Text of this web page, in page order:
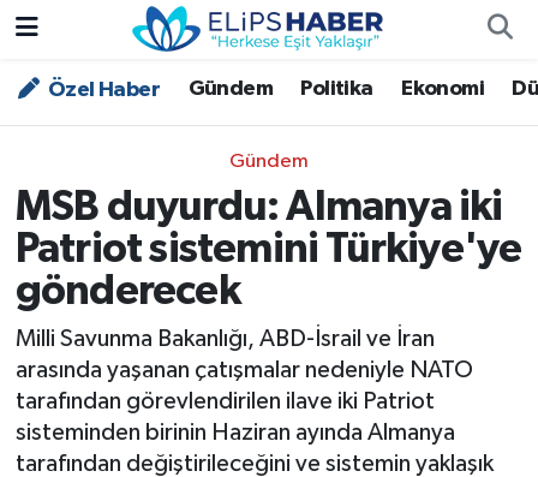
Özel Haber Gündem Politika Ekonomi
Gündem
MSB duyurdu: Almanya iki
Patriot sistemini Türkiye'ye
gönderecek
Milli Savunma Bakanlığı, ABD-İsrail ve İran
arasında yaşanan çatışmalar nedeniyle NATO
tarafından görevlendirilen ilave iki Patriot
sisteminden birinin Haziran ayında Almanya
tarafından değiştirileceğini ve sistemin yaklaşık
Özel Haber
Asayiş
Bilim - Teknoloji
Çevre - İklim
Dünya
Kültür - Sanat
Nöbetçi Eczaneler
Trafik Durumu
Süper Lig Puan Durumu ve Fikstür
Tüm Manşetler
Son Dakika Haberleri